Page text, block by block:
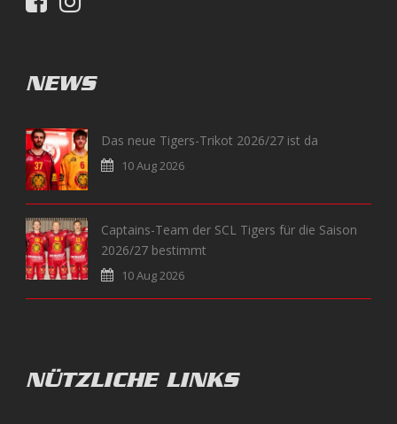
NEWS
Das neue Tigers-Trikot 2026/27 ist da
10 Aug 2026
Captains-Team der SCL Tigers für die Saison
2026/27 bestimmt
10 Aug 2026
NÜTZLICHE LINKS